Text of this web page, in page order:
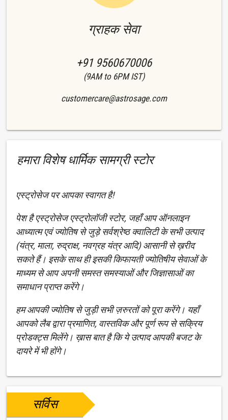
ग्राहक सेवा
+91 9560670006
(9AM to 6PM IST)
customercare@astrosage.com
हमारा विशेष धार्मिक सामग्री स्टोर
एस्ट्रोसेज पर आपका स्वागत है!
पेश है एस्ट्रोसेज एस्ट्रोलॉजी स्टोर, जहाँ आप ऑनलाइन
आध्यात्म एवं ज्योतिष से जुड़े सर्वश्रेष्ठ क्वालिटी के सभी उत्पाद
(यंत्र, माला, रुद्राक्ष, नवग्रह यंत्र आदि) आसानी से ख़रीद
सकते हैं। इसके साथ ही इसकी किफायती ज्योतिषीय सेवाओं के
माध्यम से आप अपनी समस्त समस्याओं और जिज्ञासाओं का
समाधान प्राप्त करेंगे।
हम आपकी ज्योतिष से जुड़ी सभी ज़रुरतों को पूरा करेंगे। यहाँ
आपको लैब द्वारा प्रमाणित, वास्तविक और पूर्ण रूप से सक्रिय
प्रोडक्ट्स मिलेंगे। ख़ास बात है कि ये उत्पाद आपकी बजट के
दायरे में भी होंगे।
सर्विस